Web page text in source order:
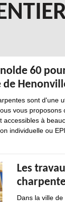
60
sont d'une
vous
à
individuelle ou
Les
Dans la ville